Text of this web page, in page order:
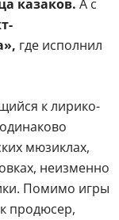
казаков. А с
где исполнил
к лирико-
мюзиклах,
неизменно
Помимо игры
продюсер,